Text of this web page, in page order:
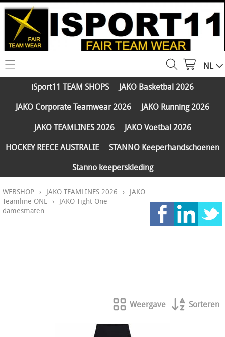
HOME
WEBSHOP
JAKO Running 2026
JAKO TEAMLINES 2026
PARTNERS
Klantengroepen
Verzending - betaling
CONTACT
NL
iSport11 TEAM SHOPS
JAKO Basketbal 2026
JAKO Corporate Teamwear 2026
JAKO Running 2026
JAKO TEAMLINES 2026
JAKO Voetbal 2026
HOCKEY REECE AUSTRALIE
STANNO Keeperhandschoenen
Stanno keeperskleding
WEBSHOP › JAKO TEAMLINES 2026 › JAKO
Teamline ONE › JAKO Tight One
damesmaten
Weergave Sorteren